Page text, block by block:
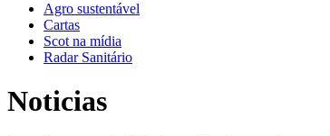
Agro sustentável
Cartas
Scot na mídia
Radar Sanitário
Noticias